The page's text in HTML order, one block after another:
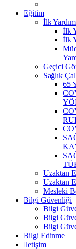
Eğitim
İlk Yardım
İlk
İlk
Geçici
Sağlık
65
Uzaktan
Uzaktan
Mesleki
Bilgi Güvenliği
Bilgi
Bilgi
Bilgi
Bilgi Edinme
İletişim